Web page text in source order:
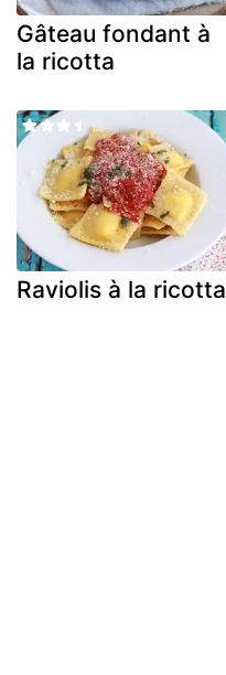
Gâteau fondant à
la ricotta
Raviolis à la ricotta